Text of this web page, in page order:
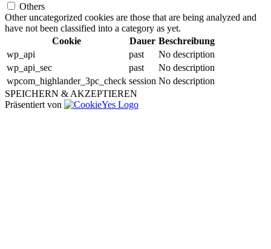
Others
Other uncategorized cookies are those that are being analyzed and
have not been classified into a category as yet.
Cookie
Dauer Beschreibung
wp_api
past
No description
wp_api_sec
past
No description
wpcom_highlander_3pc_check session No description
SPEICHERN & AKZEPTIEREN
Präsentiert von